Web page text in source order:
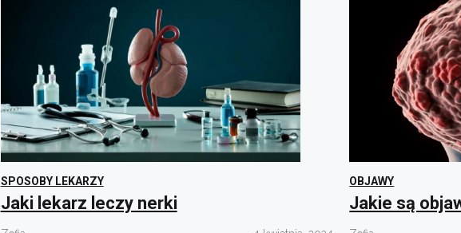
SPOSOBY LEKARZY
Jaki lekarz leczy nerki
OBJAWY
Jakie są